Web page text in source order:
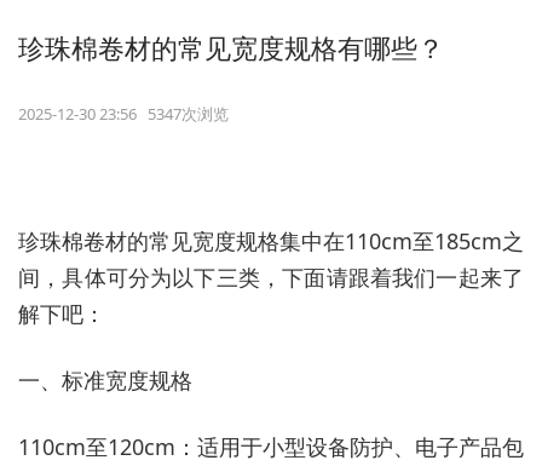
珍珠棉卷材的常见宽度规格有哪些？
2025-12-30 23:56 5347次浏览
珍珠棉卷材的常见宽度规格集中在110cm至185cm之
间，具体可分为以下三类，下面请跟着我们一起来了
解下吧：
一、标准宽度规格
110cm至120cm：适用于小型设备防护、电子产品包